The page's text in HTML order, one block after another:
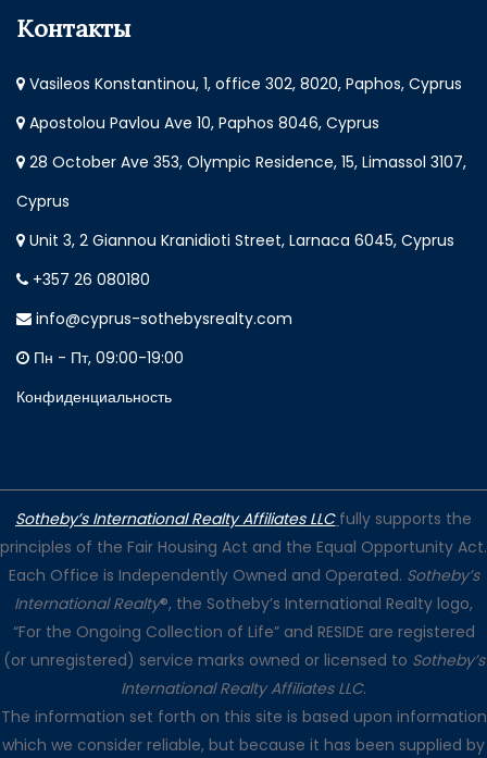
Контакты
Vasileos Konstantinou, 1, office 302, 8020, Paphos, Cyprus
Apostolou Pavlou Ave 10, Paphos 8046, Cyprus
28 October Ave 353, Olympic Residence, 15, Limassol 3107,
Cyprus
Unit 3, 2 Giannou Kranidioti Street, Larnaca 6045, Cyprus
+357 26 080180
info@cyprus-sothebysrealty.com
Пн - Пт, 09:00-19:00
Конфиденциальность
Sotheby’s International Realty Affiliates LLC fully supports the
principles of the Fair Housing Act and the Equal Opportunity Act.
Each Office is Independently Owned and Operated. Sotheby’s
International Realty®, the Sotheby’s International Realty logo,
“For the Ongoing Collection of Life” and RESIDE are registered
(or unregistered) service marks owned or licensed to Sotheby’s
International Realty Affiliates LLC.
The information set forth on this site is based upon information
which we consider reliable, but because it has been supplied by